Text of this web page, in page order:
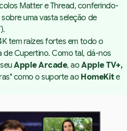
Matter e Thread, conferindo-
uma vasta seleção de
tem raízes fortes em todo o
Cupertino. Como tal, dá-nos
AppleArcade, ao Apple TV+,
como o suporte ao HomeKite